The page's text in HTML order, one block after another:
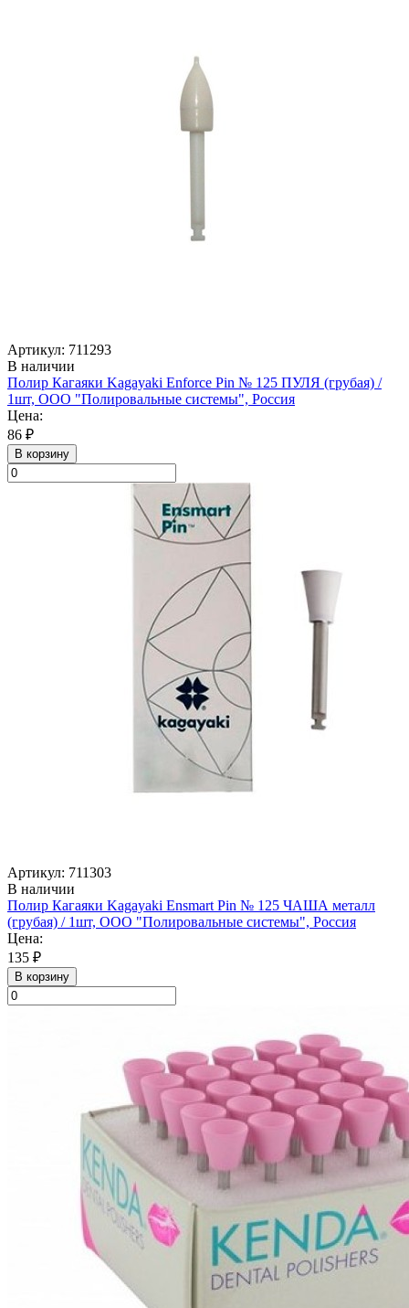
Артикул: 711293
В наличии
Полир Кагаяки Kagayaki Enforce Pin № 125 ПУЛЯ (грубая) /
1шт, ООО "Полировальные системы", Россия
Цена:
86 ₽
В корзину
Артикул: 711303
В наличии
Полир Кагаяки Kagayaki Ensmart Pin № 125 ЧАША металл
(грубая) / 1шт, ООО "Полировальные системы", Россия
Цена:
135 ₽
В корзину